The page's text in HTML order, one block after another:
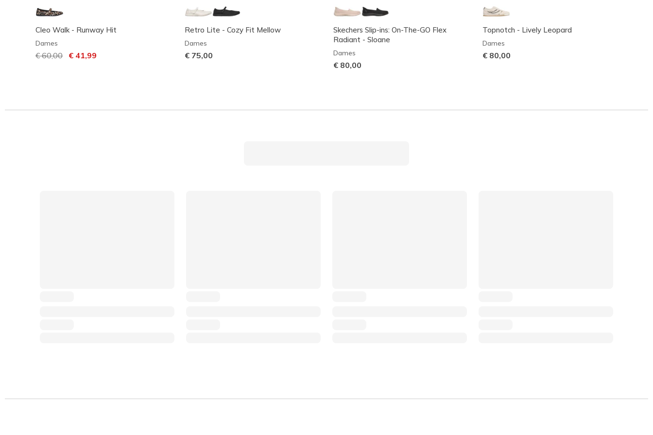
Cleo Walk - Runway Hit
Dames
Prijs verlaagd van
€ 60,00 naar
€ 41,99
Retro Lite - Cozy Fit Mellow
Dames
€ 75,00
Skechers Slip-ins: On-The-GO Flex
Radiant - Sloane
Dames
€ 80,00
Topnotch - Lively Leopard
Dames
€ 80,00